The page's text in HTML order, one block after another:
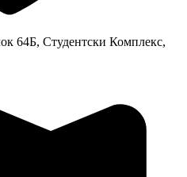
64Б, Студентски Комплекс,